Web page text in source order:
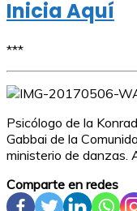
Inicia Aquí
***
Psicólogo de la
Gabbai de la
ministerio de danzas.
Comparte en redes